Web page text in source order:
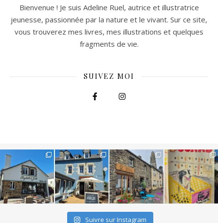
Bienvenue ! Je suis Adeline Ruel, autrice et illustratrice
jeunesse, passionnée par la nature et le vivant. Sur ce site,
vous trouverez mes livres, mes illustrations et quelques
fragments de vie.
SUIVEZ MOI
Suivre sur Instagram